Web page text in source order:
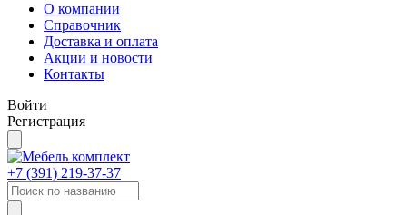
О компании
Справочник
Доставка и оплата
Акции и новости
Контакты
Войти
Регистрация
+7 (391) 219-37-37